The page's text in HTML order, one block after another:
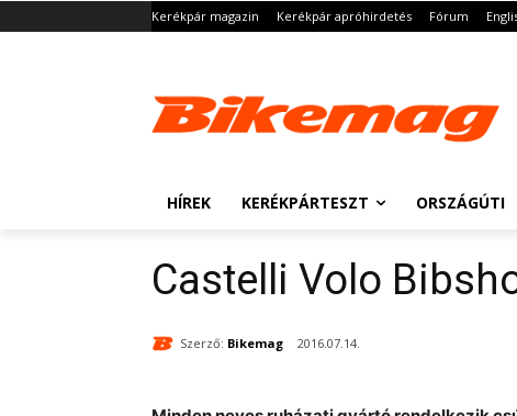
Kerékpár magazin Kerékpár apróhirdetés Fórum
HÍREK KERÉKPÁRTESZT ORSZÁGÚTI
Castelli Volo
Szerző: Bikemag 2016.07.14.